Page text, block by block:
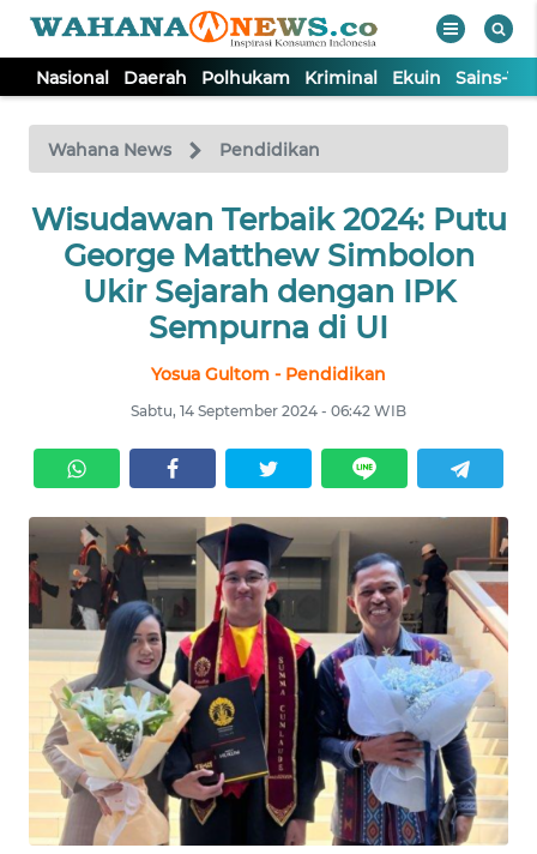
Nasional Daerah Polhukam Kriminal Ekuin Sains-
Wahana News Pendidikan
Wisudawan Terbaik 2024: Putu
George Matthew Simbolon
Ukir Sejarah dengan IPK
Sempurna di UI
Yosua Gultom - Pendidikan
Sabtu, 14 September 2024 - 06:42 WIB
TV
Tutup
NASIONAL
DAERAH
EKUIN
SAINS-TEKNO
KESEHATAN
INTERNASIONAL
SERBA-SERBI
PENDIDIKAN